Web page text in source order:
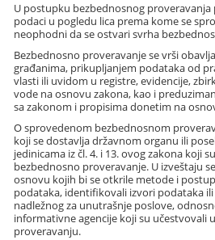
U postupku bezbednosnog
podaci u pogledu lica prema kome se
neophodni da se ostvari svrha
Bezbednosno proveravanje se vrši
građanima, prikupljanjem podataka od
vlasti ili uvidom u registre, evidencije,
vode na osnovu zakona, kao i
sa zakonom i propisima donetim na
O sprovedenom bezbednosnom
koji se dostavlja državnom organu ili
jedinicama iz čl. 4. i 13. ovog zakona koji
bezbednosno proveravanje. U izveštaju
osnovu kojih bi se otkrile metode i
podataka, identifikovali izvori podataka
nadležnog za unutrašnje poslove,
informativne agencije koji su učestvovali
proveravanju.